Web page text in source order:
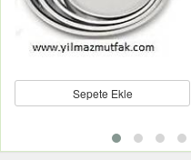
Sepete Ekle